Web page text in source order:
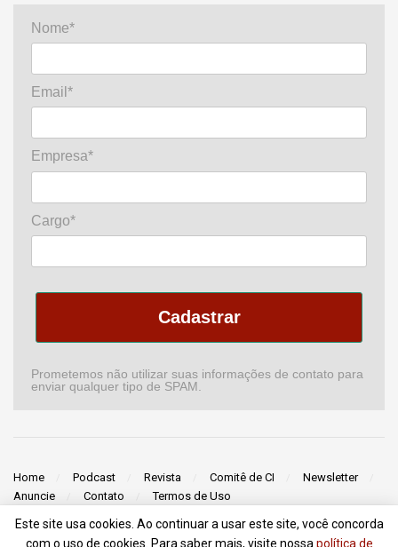
Nome*
Email*
Empresa*
Cargo*
Cadastrar
Prometemos não utilizar suas informações de contato para
enviar qualquer tipo de SPAM.
Home Podcast Revista Comitê de CI
Newsletter
Anuncie
Contato Termos de Uso
© 2018 - 2022Portal da Comunicação- Todos Direitos Reservados |
Este site usa cookies. Ao continuar a usar este site, você concorda
com o uso de cookies. Para saber mais, visite nossa política de